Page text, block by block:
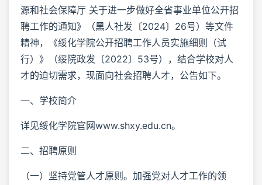
源和社会保障厅 关于进一步做好全省事业单位公开招
聘工作的通知》（黑人社发〔2024〕26号）等文件
精神，《绥化学院公开招聘工作人员实施细则（试
行）》（绥院政发〔2022〕53号），结合学校对人
才的迫切需求，现面向社会招聘人才，公告如下。
一、学校简介
详见绥化学院官网www.shxy.edu.cn。
二、招聘原则
（一）坚持党管人才原则。加强党对人才工作的领